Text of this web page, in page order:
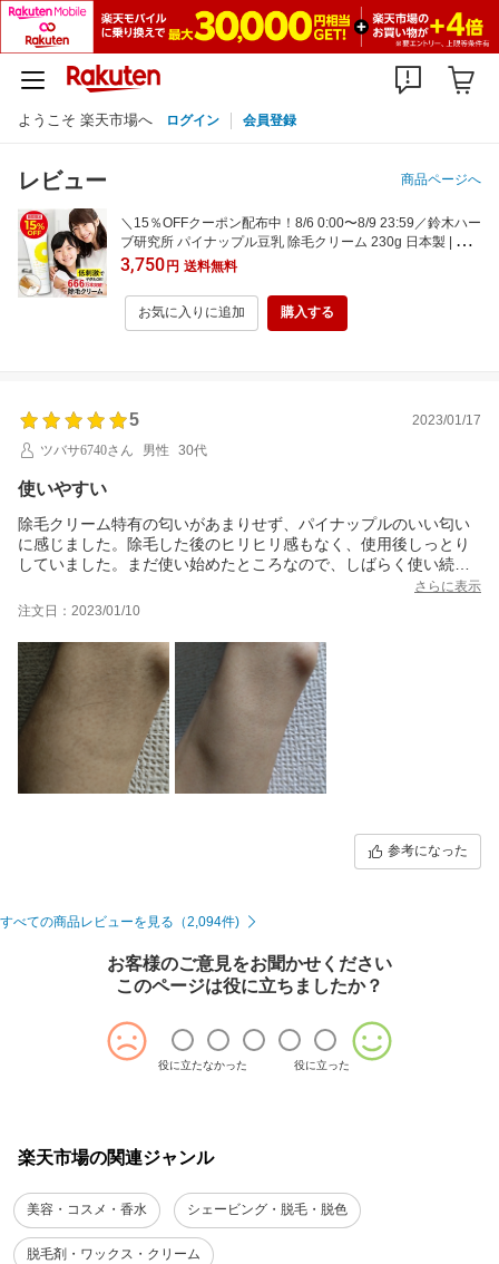
ようこそ 楽天市場へ ログイン 会員登録
レビュー 商品ページへ
＼15％OFFクーポン配布中！8/6 0:00〜8/9 23:59／鈴木ハー
ブ研究所 パイナップル豆乳 除毛クリーム 230g 日本製 | ム
ダ毛 ムダ毛処理 男性 女性 メンズ レディース 子供 子供用 子
ども こども キッズ 小学生 除毛 除毛剤 敏感肌 他の除毛クリ
ームが合わない方へ
3,750円 送料無料
お気に入りに追加 購入する
5
2023/01/17
ツバサ6740さん
男性 30代
使いやすい
除毛クリーム特有の匂いがあまりせず、パイナップルのいい匂い
に感じました。除毛した後のヒリヒリ感もなく、使用後しっとり
していました。まだ使い始めたところなので、しばらく使い続け
さらに表示
注文日：2023/01/10
参考になった
すべての商品レビューを見る（2,094件)
お客様のご意見をお聞かせください
このページは役に立ちましたか？
役に立たなかった 役に立った
楽天市場の関連ジャンル
美容・コスメ・香水 シェービング・脱毛・脱色
脱毛剤・ワックス・クリーム